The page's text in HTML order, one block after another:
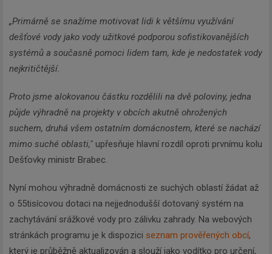
„Primárně se snažíme motivovat lidi k většímu využívání
dešťové vody jako vody užitkové podporou sofistikovanějších
systémů a současně pomoci lidem tam, kde je nedostatek vody
nejkritičtější.
Proto jsme alokovanou částku rozdělili na dvě poloviny, jedna
půjde výhradně na projekty v obcích akutně ohrožených
suchem, druhá všem ostatním domácnostem, které se nachází
mimo suché oblasti," upřesňuje hlavní rozdíl oproti prvnímu kolu
Dešťovky ministr Brabec.
Nyní mohou výhradně domácnosti ze suchých oblastí žádat až
o 55tisícovou dotaci na nejjednodušší dotovaný systém na
zachytávání srážkové vody pro zálivku zahrady. Na webových
stránkách programu je k dispozici seznam prověřených obcí,
který je průběžně aktualizován a slouží jako vodítko pro určení,